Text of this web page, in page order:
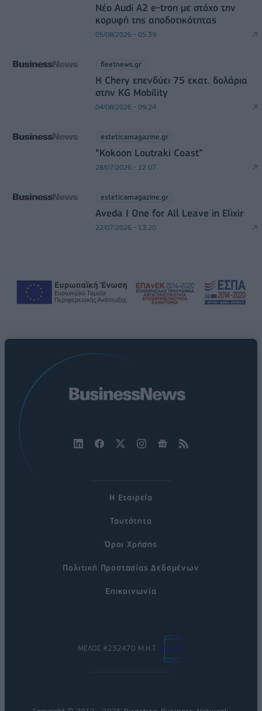
Νέο Audi A2 e-tron με στόχο την
κορυφή της αποδοτικότητας
05/08/2026 - 05:39
fleetnews.gr
Η Chery επενδύει 75 εκατ. δολάρια
στην KG Mobility
04/08/2026 - 09:24
esteticamagazine.gr
“Kokoon Loutraki Coast”
28/07/2026 - 12:07
esteticamagazine.gr
Aveda I One for All Leave in Elixir
22/07/2026 - 13:20
Η Εταιρεία
Ταυτότητα
Όροι Χρήσης
Πολιτική Προστασίας Δεδομένων
Επικοινωνία
ΜΕΛΟΣ #232470 Μ.Η.Τ.